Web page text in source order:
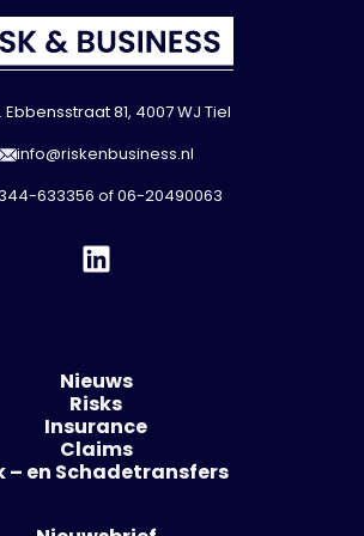
Ebbensstraat 81, 4007 WJ Tiel
info@riskenbusiness.nl
633356 of06-20490063
Nieuws
Risks
Insurance
Claims
– en Schadetransfers